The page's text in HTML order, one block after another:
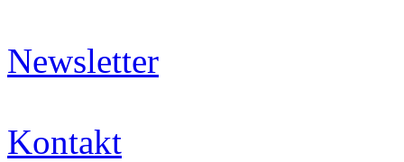
Newsletter
Kontakt